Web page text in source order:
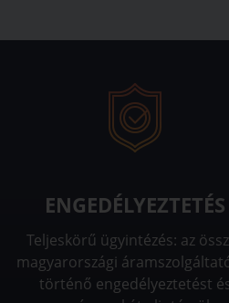
ENGEDÉLYEZTETÉS
Teljeskörű ügyintézés: az
magyarországi
történő engedélyeztetést